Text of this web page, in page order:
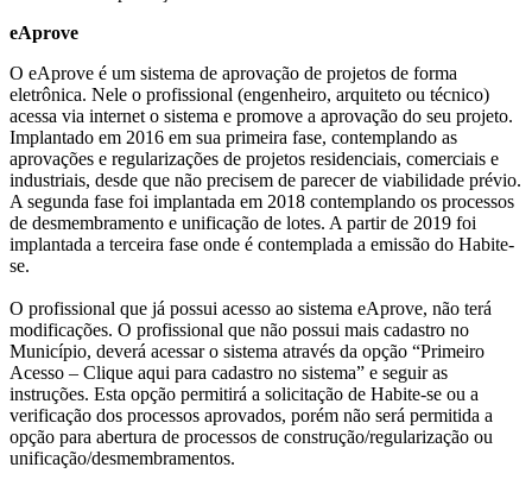
eAprove
O eAprove é um sistema de aprovação de projetos de forma
eletrônica. Nele o profissional (engenheiro, arquiteto ou técnico)
acessa via internet o sistema e promove a aprovação do seu projeto.
Implantado em 2016 em sua primeira fase, contemplando as
aprovações e regularizações de projetos residenciais, comerciais e
industriais, desde que não precisem de parecer de viabilidade prévio.
A segunda fase foi implantada em 2018 contemplando os processos
de desmembramento e unificação de lotes. A partir de 2019 foi
implantada a terceira fase onde é contemplada a emissão do Habite-
se.
O profissional que já possui acesso ao sistema eAprove, não terá
modificações. O profissional que não possui mais cadastro no
Município, deverá acessar o sistema através da opção “Primeiro
Acesso – Clique aqui para cadastro no sistema” e seguir as
instruções. Esta opção permitirá a solicitação de Habite-se ou a
verificação dos processos aprovados, porém não será permitida a
opção para abertura de processos de construção/regularização ou
unificação/desmembramentos.